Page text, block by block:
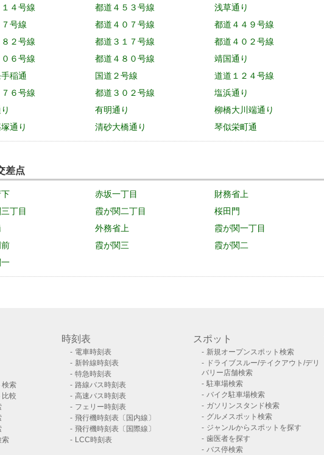
４号線
都道４５３号線
浅草通り
号線
都道４０７号線
都道４４９号線
２号線
都道３１７号線
都道４０２号線
６号線
都道４８０号線
靖国通り
稲通
国道２号線
道道１２４号線
６号線
都道３０２号線
塩浜通り
有明通り
柳橋大川端通り
通り
清砂大橋通り 琴似栄町通
差点
赤坂一丁目
財務省上
丁目
霞が関二丁目
桜田門
外務省上
霞が関一丁目
霞が関三
霞が関二
検索
較
索
時刻表
電車時刻表
新幹線時刻表
特急時刻表
路線バス時刻表
高速バス時刻表
フェリー時刻表
飛行機時刻表〔国内線〕
飛行機時刻表〔国際線〕
LCC時刻表
スポット
新規オープンスポット検索
ドライブスルー/テイクアウト/デリ
バリー店舗検索
駐車場検索
バイク駐車場検索
ガソリンスタンド検索
グルメスポット検索
ジャンルからスポットを探す
歯医者を探す
バス停検索